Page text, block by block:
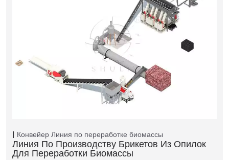
Конвейер Линия по переработке биомассы
Линия По Производству Брикетов Из Опилок
Для Переработки Биомассы